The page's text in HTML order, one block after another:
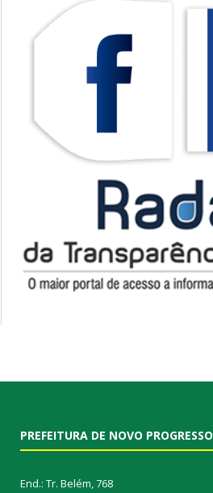
PREFEITURA DE NOVO PROGRESSO
End.: Tr. Belém, 768